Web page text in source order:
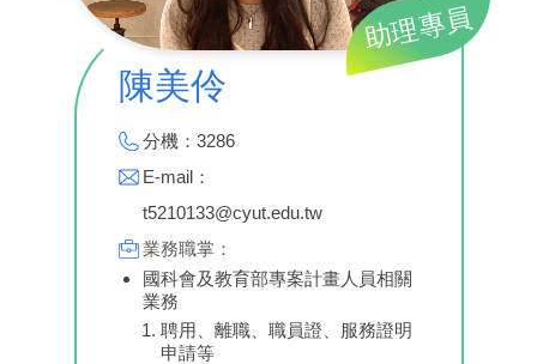
助理專員
陳美伶
分機：3286
E-mail：
t5210133@cyut.edu.tw
業務職掌：
國科會及教育部專案計畫人員相關
業務
聘用、離職、職員證、服務證明
申請等